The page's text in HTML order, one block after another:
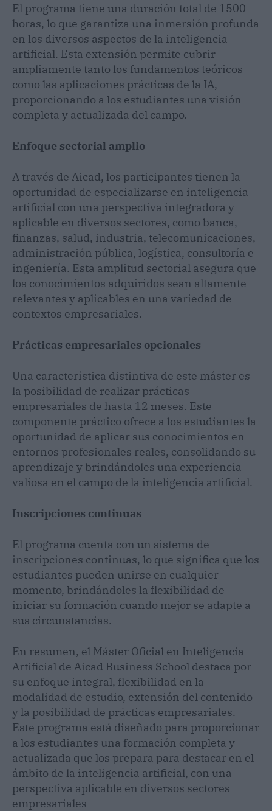
El programa tiene una duración total de 1500
horas, lo que garantiza una inmersión profunda
en los diversos aspectos de la inteligencia
artificial. Esta extensión permite cubrir
ampliamente tanto los fundamentos teóricos
como las aplicaciones prácticas de la IA,
proporcionando a los estudiantes una visión
completa y actualizada del campo.
Enfoque sectorial amplio
A través de Aicad, los participantes tienen la
oportunidad de especializarse en inteligencia
artificial con una perspectiva integradora y
aplicable en diversos sectores, como banca,
finanzas, salud, industria, telecomunicaciones,
administración pública, logística, consultoría e
ingeniería. Esta amplitud sectorial asegura que
los conocimientos adquiridos sean altamente
relevantes y aplicables en una variedad de
contextos empresariales.
Prácticas empresariales opcionales
Una característica distintiva de este máster es
la posibilidad de realizar prácticas
empresariales de hasta 12 meses. Este
componente práctico ofrece a los estudiantes la
oportunidad de aplicar sus conocimientos en
entornos profesionales reales, consolidando su
aprendizaje y brindándoles una experiencia
valiosa en el campo de la inteligencia artificial.
Inscripciones continuas
El programa cuenta con un sistema de
inscripciones continuas, lo que significa que los
estudiantes pueden unirse en cualquier
momento, brindándoles la flexibilidad de
iniciar su formación cuando mejor se adapte a
sus circunstancias.
En resumen, el Máster Oficial en Inteligencia
Artificial de Aicad Business School destaca por
su enfoque integral, flexibilidad en la
modalidad de estudio, extensión del contenido
y la posibilidad de prácticas empresariales.
Este programa está diseñado para proporcionar
a los estudiantes una formación completa y
actualizada que los prepara para destacar en el
ámbito de la inteligencia artificial, con una
perspectiva aplicable en diversos sectores
empresariales